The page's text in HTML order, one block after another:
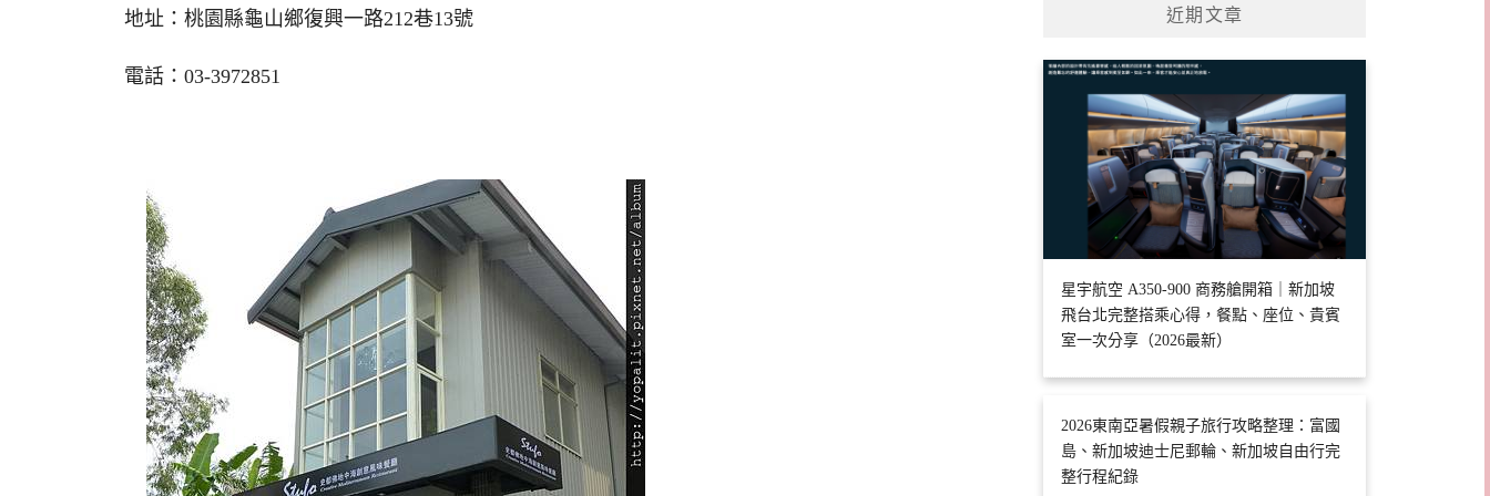
地址：桃園縣龜山鄉復興一路212巷13號
電話：03-3972851
近期文章
星宇航空 A350-900 商務艙開箱｜新加坡
飛台北完整搭乘心得，餐點、座位、貴賓
室一次分享（2026最新）
2026東南亞暑假親子旅行攻略整理：富國
島、新加坡迪士尼郵輪、新加坡自由行完
整行程紀錄